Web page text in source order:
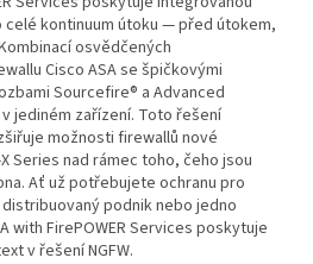
kontinuum útoku — před útokem,
osvědčených
Cisco ASA se špičkovými
Sourcefire® a Advanced
jediném zařízení. Toto řešení
možnosti firewallů nové
Series nad rámec toho, čeho jsou
Ať už potřebujete ochranu pro
podnik nebo jedno
with FirePOWER Services poskytuje
v řešení NGFW.